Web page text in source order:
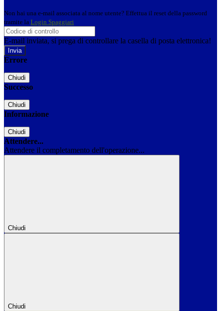
Non hai una e-mail associata al nome utente? Effettua il reset della password
tramite la Login Spaggiari
E-mail inviata, si prega di controllare la casella di posta elettronica!
Errore
Chiudi
Successo
Chiudi
Informazione
Chiudi
Attendere...
Attendere il completamento dell'operazione...
Chiudi
Chiudi